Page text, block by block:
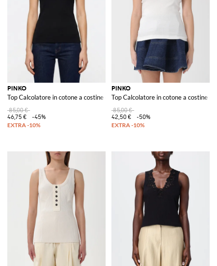
PINKO
Top Calcolatore in cotone a costine con logo
85,00 €
46,75 €
-45%
PINKO
Top Calcolatore in cotone a costine
85,00 €
42,50 €
-50%